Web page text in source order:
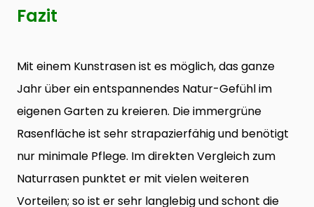
Fazit
Mit einem Kunstrasen ist es möglich, das ganze
Jahr über ein entspannendes Natur-Gefühl im
eigenen Garten zu kreieren. Die immergrüne
Rasenfläche ist sehr strapazierfähig und benötigt
nur minimale Pflege. Im direkten Vergleich zum
Naturrasen punktet er mit vielen weiteren
Vorteilen; so ist er sehr langlebig und schont die